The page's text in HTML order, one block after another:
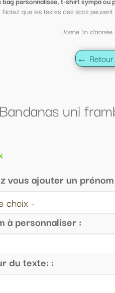
mis sur des t shirt et vice-versa !
: